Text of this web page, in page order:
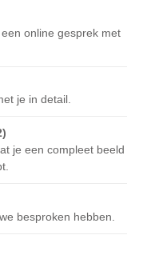
online gesprek met
je in detail.
je een compleet beeld
besproken hebben.